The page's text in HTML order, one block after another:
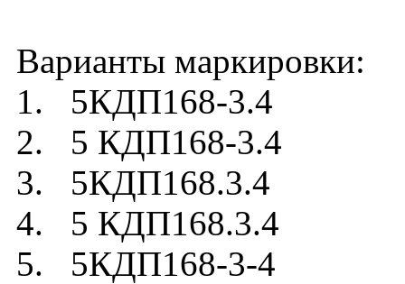
Варианты маркировки:
1. 5КДП168-3.4
2. 5 КДП168-3.4
3. 5КДП168.3.4
4. 5 КДП168.3.4
5. 5КДП168-3-4